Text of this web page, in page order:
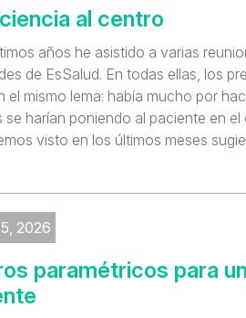
al centro
años he asistido a varias
de EsSalud. En todas ellas, los
el mismo lema: había mucho por
se harían poniendo al paciente en
visto en los últimos meses
2026
paramétricos para